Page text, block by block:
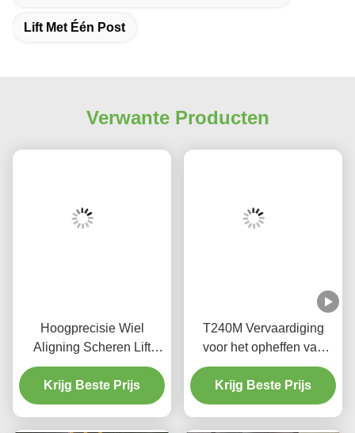
Lift Met Één Post
Verwante Producten
Hoogprecisie Wiel
Aligning Scheren Lift
T400D 4000kg Capaciteit
voor workshops
Krijg Beste Prijs
T240M Vervaardiging
voor het opheffen van
voertuigen met twee
pootjes voor het opheffen
met een geavanceerde
Krijg Beste Prijs